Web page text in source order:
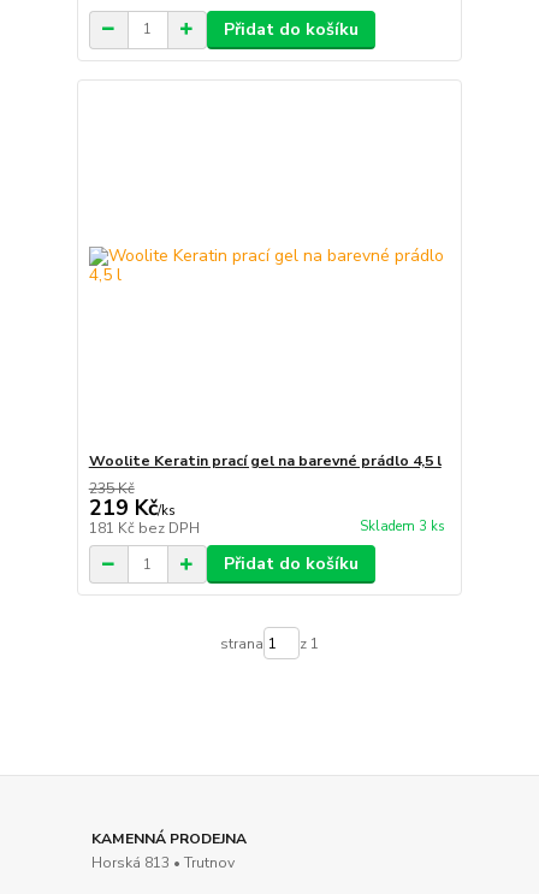
Přidat do košíku
Woolite Keratin prací gel na barevné prádlo 4,5 l
235 Kč
219 Kč/ks
181 Kč bez DPH Skladem 3 ks
Přidat do košíku
strana z 1
KAMENNÁ PRODEJNA
Horská 813 • Trutnov